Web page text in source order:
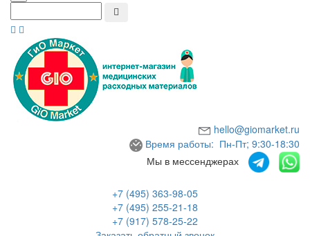
hello@giomarket.ru
Время работы: Пн-Пт; 9:30-18:30
Мы в мессенджерах
+7 (495) 363-98-05
+7 (495) 255-21-18
+7 (917) 578-25-22